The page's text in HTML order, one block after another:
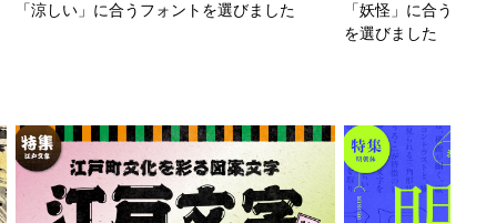
「涼しい」に合うフォントを選びました
「妖怪」に合うフ
を選びました